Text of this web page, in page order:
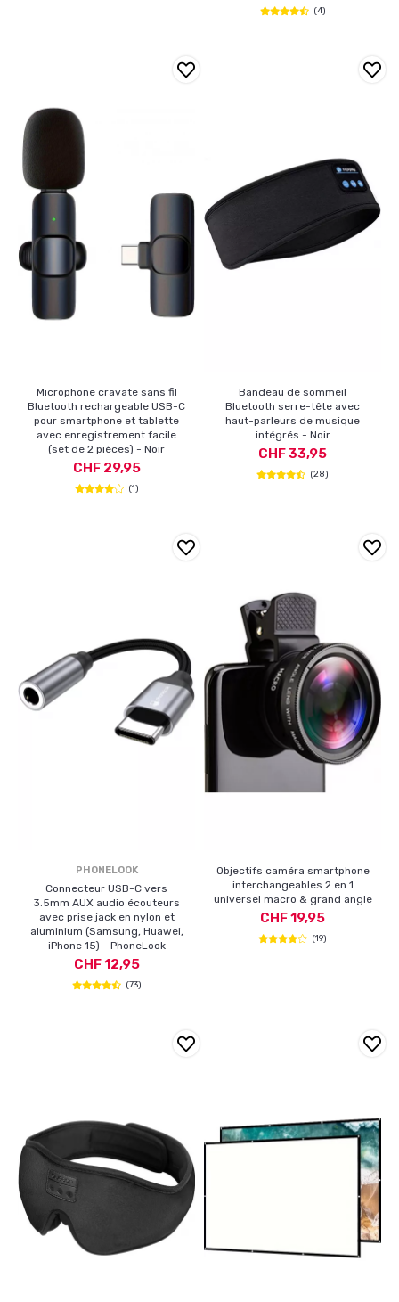
(4)
Microphone cravate sans fil
Bluetooth rechargeable USB-C
pour smartphone et tablette
avec enregistrement facile
(set de 2 pièces) - Noir
CHF 29,95
(1)
Bandeau de sommeil
Bluetooth serre-tête avec
haut-parleurs de musique
intégrés - Noir
CHF 33,95
(28)
PHONELOOK
Connecteur USB-C vers
3.5mm AUX audio écouteurs
avec prise jack en nylon et
aluminium (Samsung, Huawei,
iPhone 15) - PhoneLook
CHF 12,95
(73)
Objectifs caméra smartphone
interchangeables 2 en 1
universel macro & grand angle
CHF 19,95
(19)